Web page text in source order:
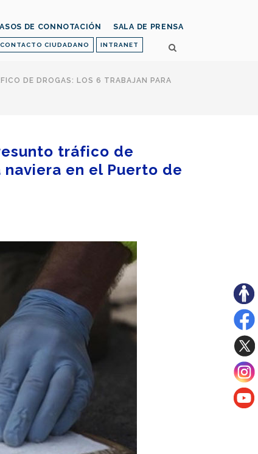
CONTACTO CIUDADANO INTRANET
DE CONNOTACIÓN SALA DE PRENSA
DE DROGAS: LOS 6 TRABAJAN PARA
tráfico de
en el Puerto de